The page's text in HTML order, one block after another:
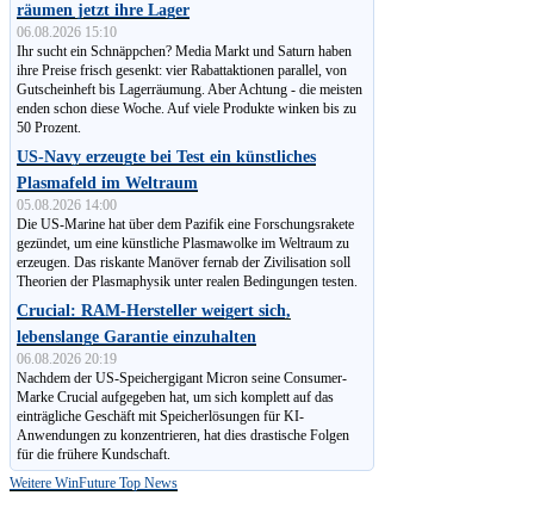
räumen jetzt ihre Lager
06.08.2026 15:10
Ihr sucht ein Schnäppchen? Media Markt und Saturn haben
ihre Preise frisch gesenkt: vier Rabattaktionen parallel, von
Gut­schein­heft bis Lagerräumung. Aber Achtung - die meisten
enden schon diese Woche. Auf viele Produkte winken bis zu
50 Prozent.
US-Navy erzeugte bei Test ein künstliches
Plasmafeld im Weltraum
05.08.2026 14:00
Die US-Marine hat über dem Pazifik eine Forschungsrakete
gezündet, um eine künstliche Plasmawolke im Weltraum zu
erzeugen. Das riskante Manöver fernab der Zivilisation soll
Theorien der Plasmaphysik unter realen Bedingungen testen.
Crucial: RAM-Hersteller weigert sich,
lebenslange Garantie einzuhalten
06.08.2026 20:19
Nachdem der US-Speichergigant Micron seine Consumer-
Marke Crucial aufgegeben hat, um sich komplett auf das
einträgliche Geschäft mit Speicherlösungen für KI-
Anwendungen zu konzen­trieren, hat dies drastische Folgen
für die frühere Kundschaft.
Weitere WinFuture Top News